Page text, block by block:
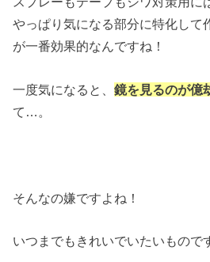
やっぱり気になる部分に特化して
が一番効果的なんですね！
一度気になると、鏡を見るのが億
て…。
そんなの嫌ですよね！
いつまでもきれいでいたいもので